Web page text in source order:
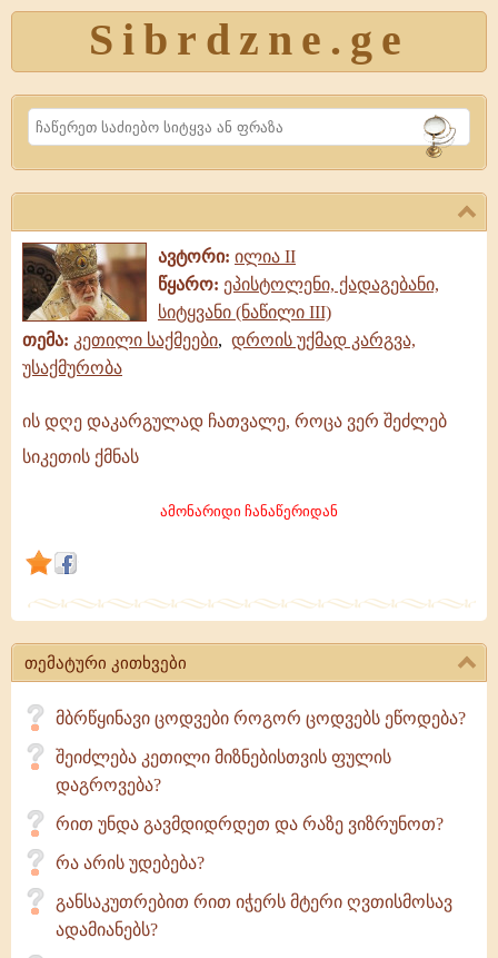
Sibrdzne.ge
Search
ავტორი: ილია II
წყარო: ეპისტოლენი, ქადაგებანი,
სიტყვანი (ნაწილი III)
თემა: კეთილი საქმეები, დროის უქმად კარგვა,
უსაქმურობა
ის
დღე
როცა
ვერ
შეძლებ
ქმნას
ის დღე დაკარგულად ჩათვალე, როცა ვერ შეძლებ
სიკეთის ქმნას
ამონარიდი ჩანაწერიდან
თემატური კითხვები
მბრწყინავი ცოდვები როგორ ცოდვებს ეწოდება?
შეიძლება კეთილი მიზნებისთვის ფულის
დაგროვება?
რით უნდა გავმდიდრდეთ და რაზე ვიზრუნოთ?
რა არის უდებება?
განსაკუთრებით რით იჭერს მტერი ღვთისმოსავ
ადამიანებს?